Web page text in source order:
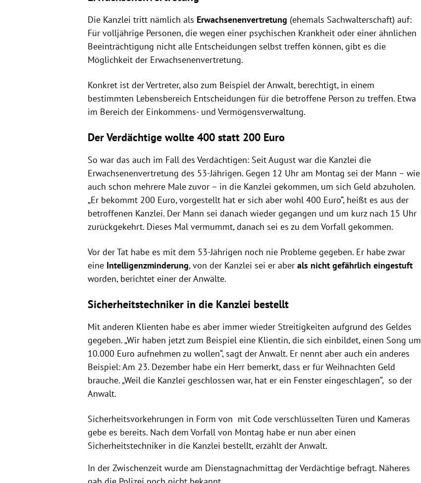
Die Kanzlei tritt nämlich als Erwachsenenvertretung (ehemals Sachwalterschaft) auf:
Für volljährige Personen, die wegen einer psychischen Krankheit oder einer ähnlichen
Beeinträchtigung nicht alle Entscheidungen selbst treffen können, gibt es die
Möglichkeit der Erwachsenenvertretung.
Konkret ist der Vertreter, also zum Beispiel der Anwalt, berechtigt, in einem
bestimmten Lebensbereich Entscheidungen für die betroffene Person zu treffen. Etwa
im Bereich der Einkommens- und Vermögensverwaltung.
Der Verdächtige wollte 400 statt 200 Euro
So war das auch im Fall des Verdächtigen: Seit August war die Kanzlei die
Erwachsenenvertretung des 53-Jährigen. Gegen 12 Uhr am Montag sei der Mann – wie
auch schon mehrere Male zuvor – in die Kanzlei gekommen, um sich Geld abzuholen.
„Er bekommt 200 Euro, vorgestellt hat er sich aber wohl 400 Euro“, heißt es aus der
betroffenen Kanzlei. Der Mann sei danach wieder gegangen und um kurz nach 15 Uhr
zurückgekehrt. Dieses Mal vermummt, danach sei es zu dem Vorfall gekommen.
Vor der Tat habe es mit dem 53-Jährigen noch nie Probleme gegeben. Er habe zwar
eine Intelligenzminderung, von der Kanzlei sei er aber als nicht gefährlich eingestuft
worden, berichtet einer der Anwälte.
Sicherheitstechniker in die Kanzlei bestellt
Mit anderen Klienten habe es aber immer wieder Streitigkeiten aufgrund des Geldes
gegeben. „Wir haben jetzt zum Beispiel eine Klientin, die sich einbildet, einen Song um
10.000 Euro aufnehmen zu wollen“, sagt der Anwalt. Er nennt aber auch ein anderes
Beispiel: Am 23. Dezember habe ein Herr bemerkt, dass er für Weihnachten Geld
brauche. „Weil die Kanzlei geschlossen war, hat er ein Fenster eingeschlagen“, so der
Anwalt.
Sicherheitsvorkehrungen in Form von mit Code verschlüsselten Türen und Kameras
gebe es bereits. Nach dem Vorfall von Montag habe er nun aber einen
Sicherheitstechniker in die Kanzlei bestellt, erzählt der Anwalt.
In der Zwischenzeit wurde am Dienstagnachmittag der Verdächtige befragt. Näheres